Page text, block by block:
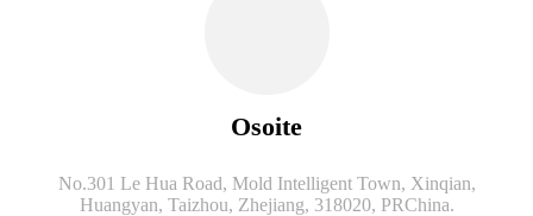
Osoite
No.301 Le Hua Road, Mold Intelligent Town, Xinqian,
Huangyan, Taizhou, Zhejiang, 318020, PRChina.